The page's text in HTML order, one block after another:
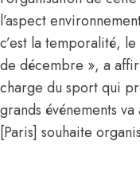
l’aspect
c’est la temporalité,
de décembre », a
charge du sport qui
grands événements
[Paris] souhaite